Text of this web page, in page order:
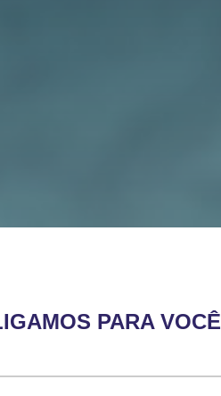
PARA VOCÊ